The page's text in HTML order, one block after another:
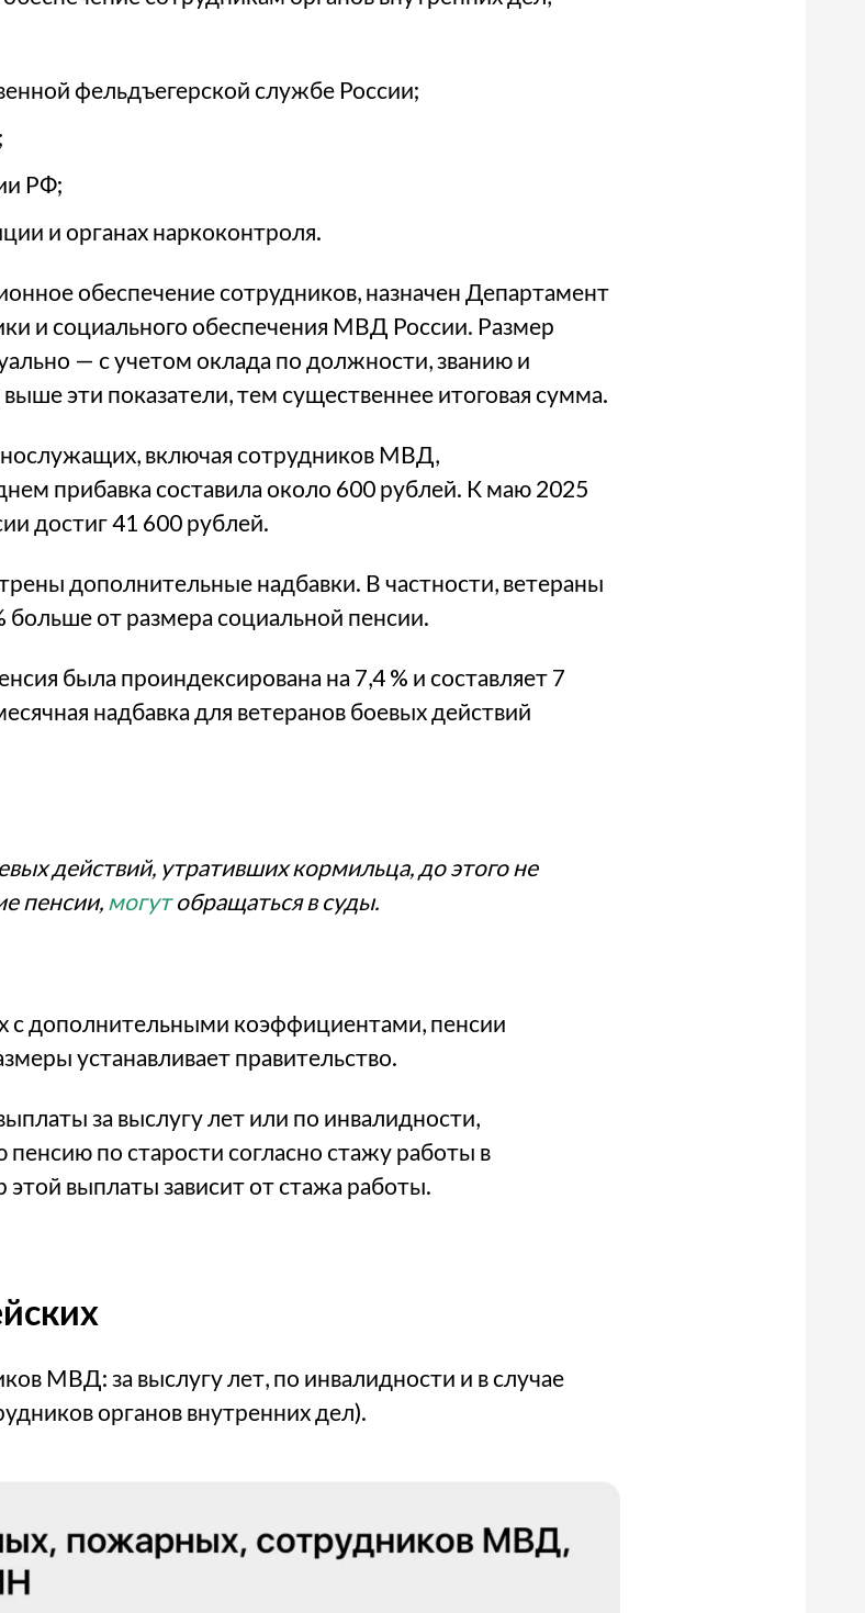
фельдъегерской службе России;
РФ;
и органах наркоконтроля.
обеспечение сотрудников, назначен Департамент
и социального обеспечения МВД России. Размер
— с учетом оклада по должности, званию и
эти показатели, тем существеннее итоговая сумма.
включая сотрудников МВД,
прибавка составила около 600 рублей. К маю 2025
достиг 41 600 рублей.
дополнительные надбавки. В частности, ветераны
больше от размера социальной пенсии.
была проиндексирована на 7,4 % и составляет 7
надбавка для ветеранов боевых действий
действий, утративших кормильца, до этого не
пенсии, могутобращаться в суды.
с дополнительными коэффициентами, пенсии
устанавливает правительство.
за выслугу лет или по инвалидности,
пенсию по старости согласно стажу работы в
этой выплаты зависит от стажа работы.
МВД: за выслугу лет, по инвалидности и в случае
органов внутренних дел).